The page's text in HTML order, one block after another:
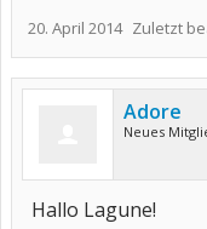
20. April 2014 Zuletzt
Adore
Neues
Hallo Lagune!